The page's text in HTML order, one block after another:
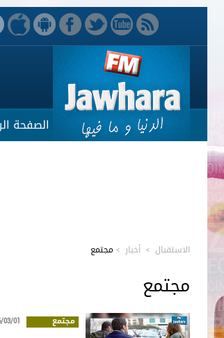
الصفحة
الاستقبال > أخبار > مجتمع
مجتمع
مجتمع 01 14:19